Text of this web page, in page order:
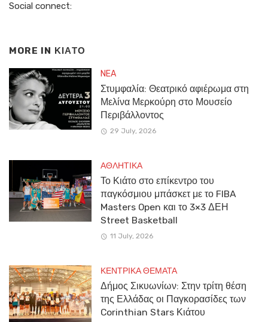
Social connect:
MORE IN ΚΙΑΤΟ
NEA
Στυμφαλία: Θεατρικό αφιέρωμα στη
Μελίνα Μερκούρη στο Μουσείο
Περιβάλλοντος
29 July, 2026
ΑΘΛΗΤΙΚΑ
Το Κιάτο στο επίκεντρο του
παγκόσμιου μπάσκετ με το FIBA
Masters Open και το 3×3 ΔΕΗ
Street Basketball
11 July, 2026
ΚΕΝΤΡΙΚΑ ΘΕΜΑΤΑ
Δήμος Σικυωνίων: Στην τρίτη θέση
της Ελλάδας οι Παγκορασίδες των
Corinthian Stars Κιάτου